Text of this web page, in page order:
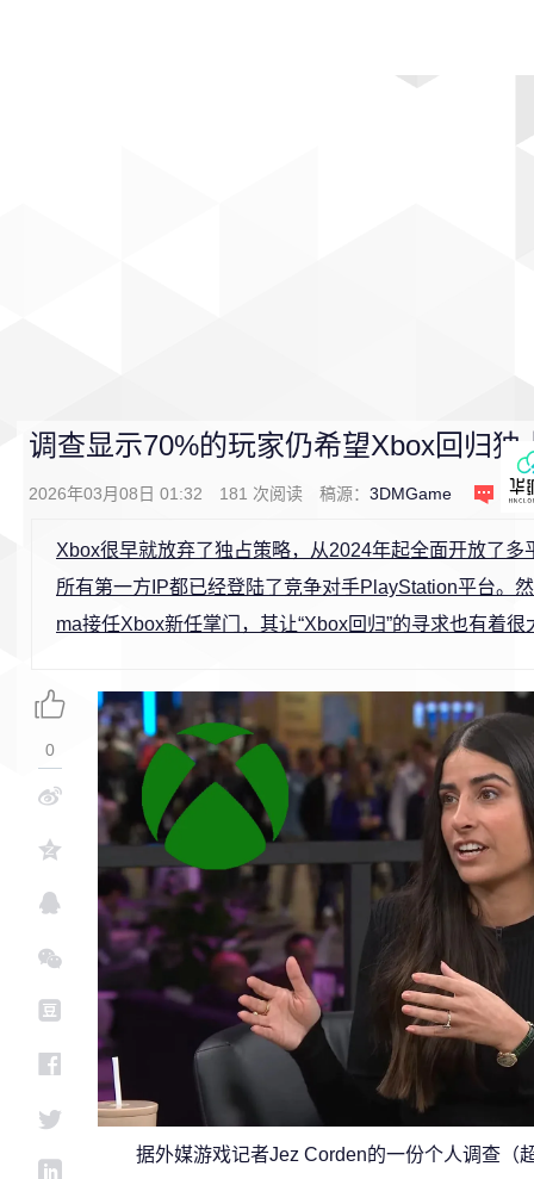
调查显示70%的玩家仍希望Xbox回归独
2026年03月08日 01:32 181 次阅读 稿源： 3DMGame 条
Xbox很早就放弃了独占策略，从2024年起全面开放了多
所有第一方IP都已经登陆了竞争对手PlayStation平台。
ma接任Xbox新任掌门，其让“Xbox回归”的寻求也有着很
据外媒游戏记者Jez Corden的一份个人调查（
0